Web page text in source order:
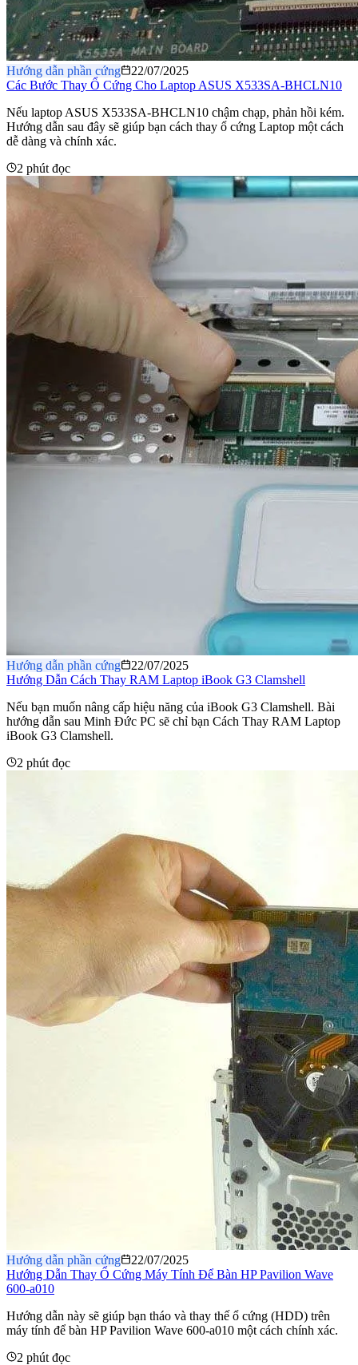
Hướng dẫn phần cứng
22/07/2025
Các Bước Thay Ổ Cứng Cho Laptop ASUS X533SA-BHCLN10
Nếu laptop ASUS X533SA-BHCLN10 chậm chạp, phản hồi kém.
Hướng dẫn sau đây sẽ giúp bạn cách thay ổ cứng Laptop một cách
dễ dàng và chính xác.
2 phút đọc
Hướng dẫn phần cứng
22/07/2025
Hướng Dẫn Cách Thay RAM Laptop iBook G3 Clamshell
Nếu bạn muốn nâng cấp hiệu năng của iBook G3 Clamshell. Bài
hướng dẫn sau Minh Đức PC sẽ chỉ bạn Cách Thay RAM Laptop
iBook G3 Clamshell.
2 phút đọc
Hướng dẫn phần cứng
22/07/2025
Hướng Dẫn Thay Ổ Cứng Máy Tính Để Bàn HP Pavilion Wave
600-a010
Hướng dẫn này sẽ giúp bạn tháo và thay thế ổ cứng (HDD) trên
máy tính để bàn HP Pavilion Wave 600-a010 một cách chính xác.
2 phút đọc